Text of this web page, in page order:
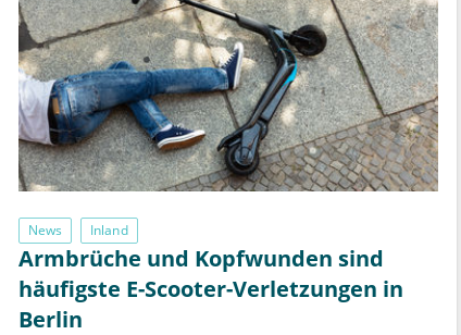
News Inland
Armbrüche und Kopfwunden sind
häufigste E-Scooter-Verletzungen in
Berlin